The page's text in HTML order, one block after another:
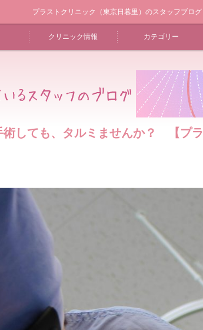
プラストクリニック（東京日暮里）のスタッフブログ
クリニック情報 カテゴリー
術しても、タルミませんか？ 【プラ